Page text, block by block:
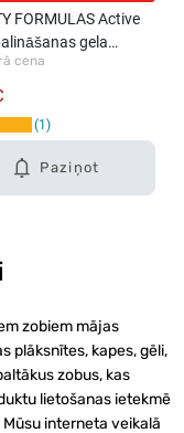
Paziņot
FORMULAS Active
gela
2ml
cena
1
zobiem mājas
plāksnītes, kapes, gēli,
zobus, kas
lietošanas ietekmē
interneta veikalā